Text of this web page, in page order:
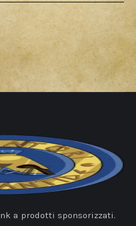
a prodotti sponsorizzati.